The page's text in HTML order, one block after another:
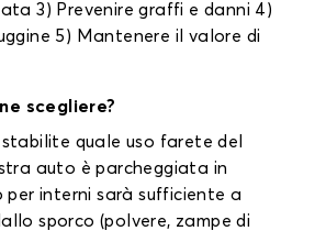
3) Prevenire graffi e danni 4)
5) Mantenere il valore di
scegliere?
quale uso farete del
auto è parcheggiata in
per interni sarà sufficiente a
sporco (polvere, zampe di